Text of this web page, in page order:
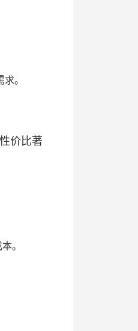
。
价比著
。